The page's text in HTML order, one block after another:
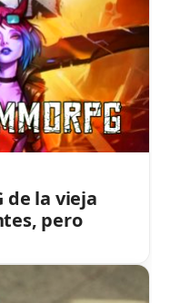
de la vieja
pero